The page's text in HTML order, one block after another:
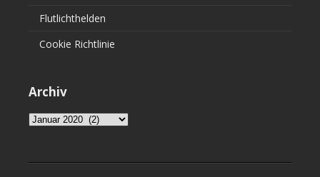
Flutlichthelden
Cookie Richtlinie
Archiv
Archiv